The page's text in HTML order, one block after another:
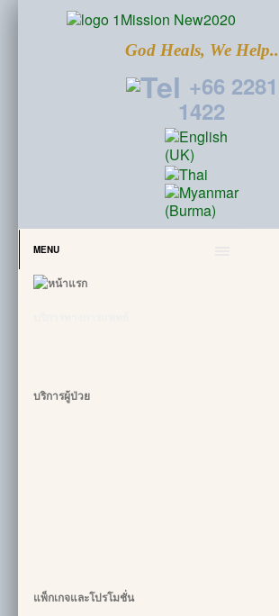
God Heals, We Help..
+66 2281
1422
MENU
บริการผู้ป่วย
แพ็กเกจและโปรโมชั่น